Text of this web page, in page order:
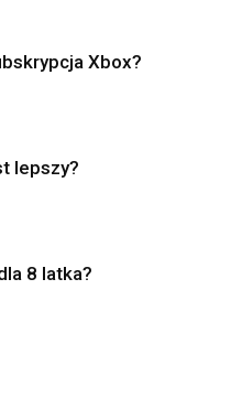
Xbox?
lepszy?
8 latka?